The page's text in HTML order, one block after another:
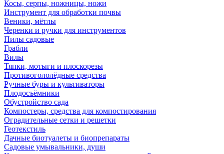
Косы, серпы, ножницы, ножи
Инструмент для обработки почвы
Веники, мётлы
Черенки и ручки для инструментов
Пилы садовые
Грабли
Вилы
Тяпки, мотыги и плоскорезы
Противогололёдные средства
Ручные буры и культиваторы
Плодосъёмники
Обустройство сада
Компостеры, средства для компостирования
Оградительные сетки и решетки
Геотекстиль
Дачные биотуалеты и биопрепараты
Садовые умывальники, души